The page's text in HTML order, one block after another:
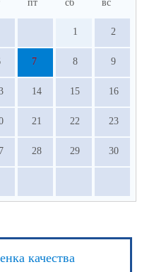
пт сб вс
1 2
7 8 9
14 15 16
21 22 23
28 29 30
качества